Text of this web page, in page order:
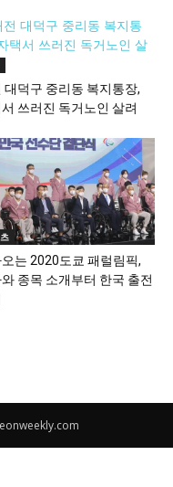
대덕구 중리동 복지통장,
쓰러진 독거노인 살려
는 2020도쿄 패럴림픽,
종목 소개부터 한국 출전